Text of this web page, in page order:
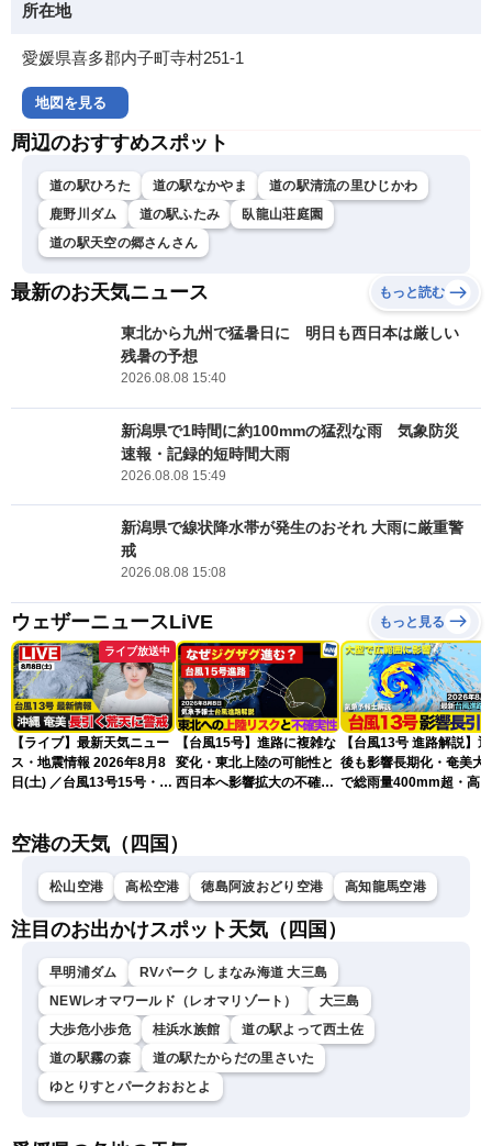
所在地
愛媛県喜多郡内子町寺村251-1
地図を見る
周辺のおすすめスポット
道の駅ひろた 道の駅なかやま
道の駅清流の里ひじかわ
鹿野川ダム
道の駅ふたみ
臥龍山荘庭園
道の駅天空の郷さんさん
最新のお天気ニュース もっと読む
東北から九州で猛暑日に 明日も西日本は厳しい
残暑の予想
2026.08.08 15:40
新潟県で1時間に約100mmの猛烈な雨 気象防災
速報・記録的短時間大雨
2026.08.08 15:49
新潟県で線状降水帯が発生のおそれ 大雨に厳重警
戒
2026.08.08 15:08
ウェザーニュースLiVE もっと見る
ライブ放送中
【ライブ】最新天気ニュー
ス・地震情報 2026年8月8
日(土) ／台風13号15号・ゲ
ニュースLiVEイブニング・
【台風15号】進路に複雑な
変化・東北上陸の可能性と
西日本へ影響拡大の不確実
【台風13号 進路解説】
後も影響長期化・奄美大
で総雨量400mm超・高波
空港の天気（四国）
松山空港 高松空港 徳島阿波おどり空港 高知龍馬空港
注目のお出かけスポット天気（四国）
早明浦ダム
RVパーク しまなみ海道 大三島
NEWレオマワールド（レオマリゾート）
大三島
大歩危小歩危
桂浜水族館
道の駅よって西土佐
道の駅霧の森
道の駅たからだの里さいた
ゆとりすとパークおおとよ